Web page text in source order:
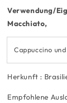
Verwendung/
Macchiato,
Cappuccino
Herkunft :
Empfohlene